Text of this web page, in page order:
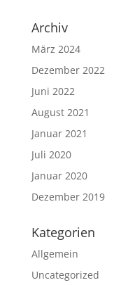
Archiv
März 2024
Dezember 2022
Juni 2022
August 2021
Januar 2021
Juli 2020
Januar 2020
Dezember 2019
Kategorien
Allgemein
Uncategorized